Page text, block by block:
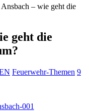
– wie geht die
geht die
Feuerwehr-Themen 9